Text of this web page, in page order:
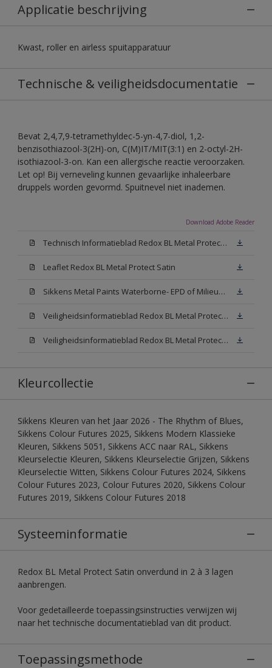
Applicatie beschrijving
Kwast, roller en airless spuitapparatuur
Technische & veiligheidsdocumentatie
Bevat 2,4,7,9-tetramethyldec-5-yn-4,7-diol, 1,2-
benzisothiazool-3(2H)-on, C(M)IT/MIT(3:1) en 2-octyl-2H-
isothiazool-3-on. Kan een allergische reactie veroorzaken.
Let op! Bij verneveling kunnen gevaarlijke inhaleerbare
druppels worden gevormd. Spuitnevel niet inademen.
Download Adobe Reader
Technisch Informatieblad Redox BL Metal Protect (PDF)
Leaflet Redox BL Metal Protect Satin
Sikkens Metal Paints Waterborne- EPD of Milieuproductverklaring
Veiligheidsinformatieblad Redox BL Metal Protect Satin N00 (MSDS)
Veiligheidsinformatieblad Redox BL Metal Protect Satin White W05 (MSDS)
Kleurcollectie
Sikkens Kleuren van het Jaar 2026 - The Rhythm of Blues,
Sikkens Colour Futures 2025, Sikkens Modern Klassieke
Kleuren, Sikkens 5051, Sikkens ACC naar RAL, Sikkens
Kleurselectie Kleuren, Sikkens Kleurselectie Grijzen, Sikkens
Kleurselectie Witten, Sikkens Colour Futures 2024, Sikkens
Colour Futures 2023, Colour Futures 2020, Sikkens Colour
Futures 2019, Sikkens Colour Futures 2018
Systeeminformatie
Redox BL Metal Protect Satin onverdund in 2 à 3 lagen
aanbrengen.
Voor gedetailleerde toepassingsinstructies verwijzen wij
naar het technische documentatieblad van dit product.
Toepassingsmethode